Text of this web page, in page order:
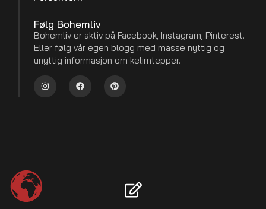
Følg Bohemliv
Bohemliv er aktiv på Facebook, Instagram, Pinterest.
Eller følg vår egen blogg med masse nyttig og
unyttig informasjon om kelimtepper.